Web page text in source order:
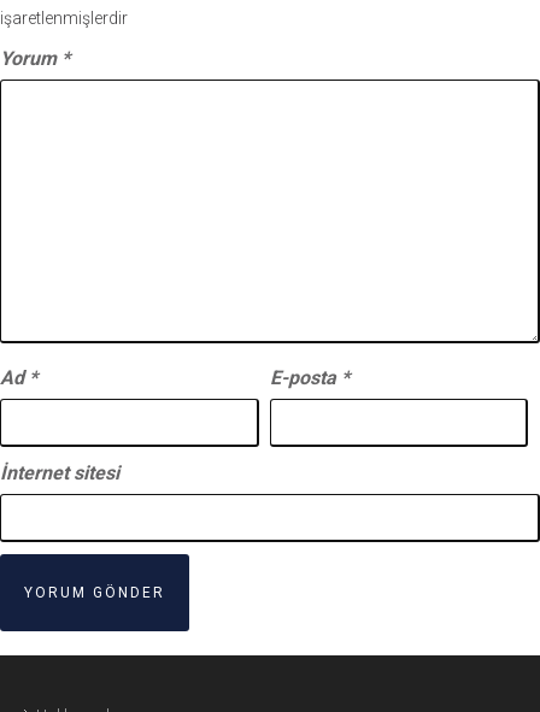
işaretlenmişlerdir
Yorum *
Ad * E-posta *
İnternet sitesi